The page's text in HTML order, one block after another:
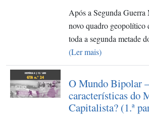
Após a Segunda
novo quadro geopolítico
toda a segunda metade
(Ler mais)
O Mundo Bipolar
características do
Capitalista? (1.ª